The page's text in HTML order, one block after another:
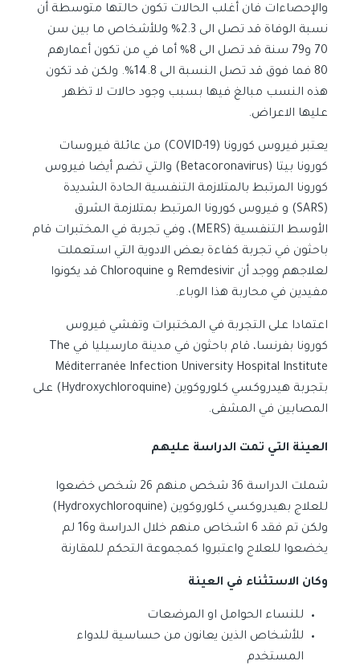
والإحصاءات فان أغلب الحالات تكون حالتها متوسطة أن
نسبة الوفاة قد تصل الى 2.3% وللأشخاص ما بين سن
70 و79 سنة قد تصل الى 8% أما في من تكون أعمارهم
80 فما فوق قد تصل النسبة الى 14.8%. ولكن قد تكون
هذه النسب مبالغ فيها بسبب وجود حالات لا تظهر
عليها الاعراض.
يعتبر فيروس كورونا (COVID-19) من عائلة فيروسات
كورونا بيتا (Betacoronavirus) والتي تضم أيضا فيروس
كورونا المرتبط بالمتلازمة التنفسية الحادة الشديدة
(SARS) و فيروس كورونا المرتبط بمتلازمة الشرق
الأوسط التنفسية (MERS)، وفي تجربة في المختبرات قام
باحثون في تجربة كفاءة بعض الادوية التي استعملت
لعلاجهم ووجد أن Remdesivir و Chloroquine قد يكونوا
مفيدين في محاربة هذا الوباء.
اعتمادا على التجربة في المختبرات وتفشي فيروس
كورونا بفرنسا، قام باحثون في مدينة مارسيليا في The
Méditerranée Infection University Hospital Institute
بتجربة هيدروكسي كلوروكوين (Hydroxychloroquine) على
المصابين في المشفى.
العينة التي تمت الدراسة عليهم
شملت الدراسة 36 شخص منهم 26 شخص خضعوا
للعلاج بهيدروكسي كلوروكوين (Hydroxychloroquine)
ولكن تم فقد 6 اشخاص منهم خلال الدراسة و16 لم
يخضعوا للعلاج واعتبروا كمجموعة التحكم للمقارنة
وكان الاستثناء في العينة
للنساء الحوامل او المرضعات
للأشخاص الذين يعانون من حساسية للدواء
المستخدم